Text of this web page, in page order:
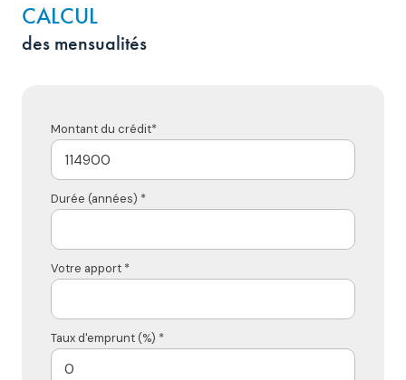
CALCUL
des mensualités
Montant du crédit*
Durée (années) *
Votre apport *
Taux d'emprunt (%) *